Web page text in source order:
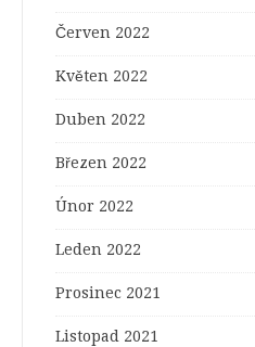
Červen 2022
Květen 2022
Duben 2022
Březen 2022
Únor 2022
Leden 2022
Prosinec 2021
Listopad 2021